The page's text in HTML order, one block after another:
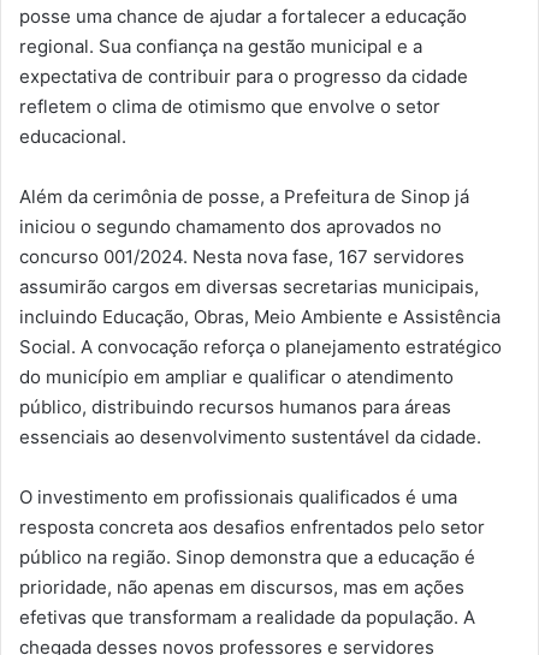
posse uma chance de ajudar a fortalecer a educação
regional. Sua confiança na gestão municipal e a
expectativa de contribuir para o progresso da cidade
refletem o clima de otimismo que envolve o setor
educacional.
Além da cerimônia de posse, a Prefeitura de Sinop já
iniciou o segundo chamamento dos aprovados no
concurso 001/2024. Nesta nova fase, 167 servidores
assumirão cargos em diversas secretarias municipais,
incluindo Educação, Obras, Meio Ambiente e Assistência
Social. A convocação reforça o planejamento estratégico
do município em ampliar e qualificar o atendimento
público, distribuindo recursos humanos para áreas
essenciais ao desenvolvimento sustentável da cidade.
O investimento em profissionais qualificados é uma
resposta concreta aos desafios enfrentados pelo setor
público na região. Sinop demonstra que a educação é
prioridade, não apenas em discursos, mas em ações
efetivas que transformam a realidade da população. A
chegada desses novos professores e servidores